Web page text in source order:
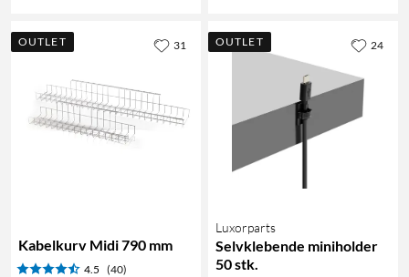
OUTLET
Kabelkurv Midi 790 mm
4.5 (40)
31 OUTLET
Luxorparts
Selvklebende miniholder
50 stk.
24